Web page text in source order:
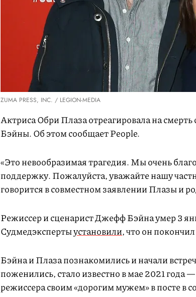
ZUMA PRESS, INC. / LEGION-MEDIA
Актриса Обри Плаза отреагировала на
Бэйны. Об этом сообщает People.
«Это невообразимая трагедия. Мы очень
поддержку. Пожалуйста, уважайте нашу
говорится в совместном заявлении Плазы и
Режиссер и сценарист Джефф Бэйна умер 3
Судмедэкспертыустановили, что он
Бэйна и Плаза познакомились и начали
поженились, стало известно в мае 2021 года
режиссера своим «дорогим мужем» в посте в